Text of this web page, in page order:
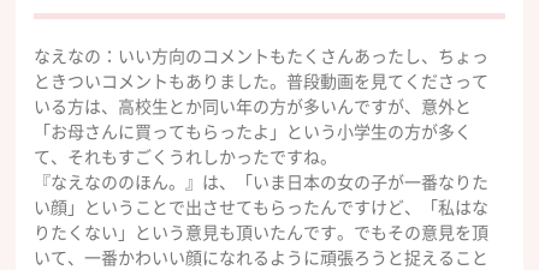
なえなの：いい方向のコメントもたくさんあったし、ちょっ
ときついコメントもありました。普段動画を見てくださって
いる方は、高校生とか同い年の方が多いんですが、意外と
「お母さんに買ってもらったよ」という小学生の方が多く
て、それもすごくうれしかったですね。
『なえなののほん。』は、「いま日本の女の子が一番なりた
い顔」ということで出させてもらったんですけど、「私はな
りたくない」という意見も頂いたんです。でもその意見を頂
いて、一番かわいい顔になれるように頑張ろうと捉えること